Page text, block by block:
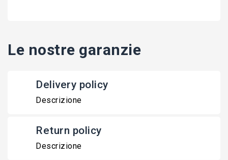
Le nostre garanzie
Delivery policy
Descrizione
Return policy
Descrizione